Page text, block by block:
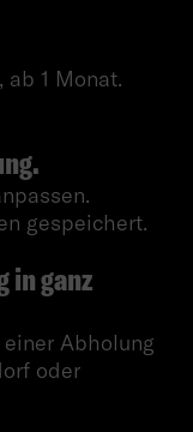
1 Monat.
gespeichert.
in ganz
Abholung
oder